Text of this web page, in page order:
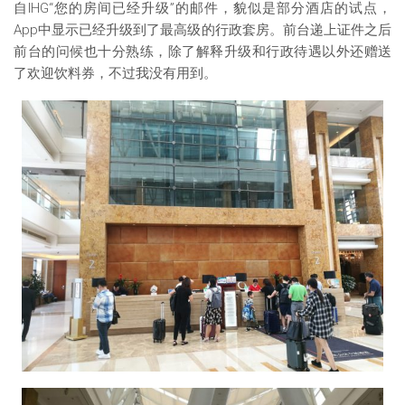
自IHG“您的房间已经升级”的邮件，貌似是部分酒店的试点，
App中显示已经升级到了最高级的行政套房。前台递上证件之后
前台的问候也十分熟练，除了解释升级和行政待遇以外还赠送
了欢迎饮料券，不过我没有用到。